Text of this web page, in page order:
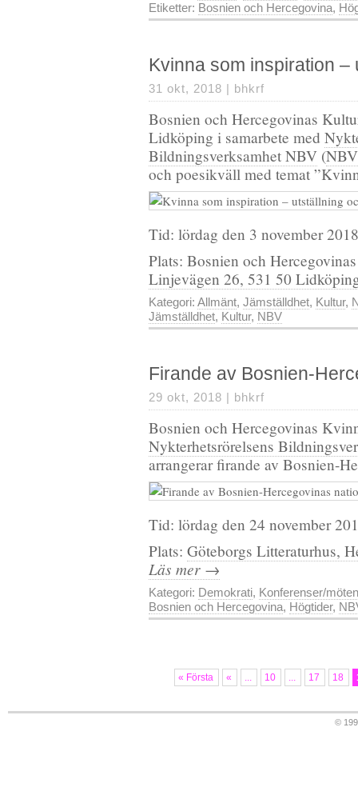
Etiketter: Bosnien och Hercegovina,
Kvinna som inspiration
31 okt, 2018 | bhkrf
Bosnien och Hercegovinas
Lidköping i samarbete med
Bildningsverksamhet NBV (
och poesikväll med temat
Tid: lördag den 3 november
Plats: Bosnien och
Linjevägen 26, 531 50
Kategori: Allmänt, Jämställdhet, Kultur,
Jämställdhet, Kultur, NBV
Firande av Bosnien-
29 okt, 2018 | bhkrf
Bosnien och Hercegovinas
Nykterhetsrörelsens
arrangerar firande av Bosnien-
Tid: lördag den 24 november
Plats: Göteborgs Litteraturhus,
Läs mer →
Kategori: Demokrati, Konferenser/möten
Bosnien och Hercegovina, Högtider,
« Första « ... 10 ... 17 18
©